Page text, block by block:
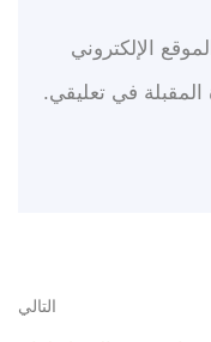
الإلكتروني
في تعليقي.
التالي